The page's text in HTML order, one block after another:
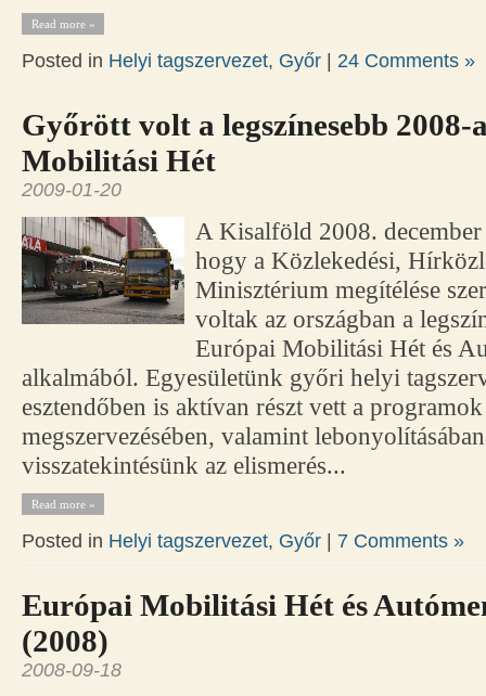
Read more »
Posted in Helyi tagszervezet, Győr | 24 Comments »
Győrött volt a legszínesebb 2008-
Mobilitási Hét
2009-01-20
A Kisalföld 2008.
hogy a Közlekedési,
Minisztérium megítélése
voltak az országban a
Európai Mobilitási Hét és
alkalmából. Egyesületünk győri helyi
esztendőben is aktívan részt vett a
megszervezésében, valamint
visszatekintésünk az elismerés...
Read more »
Posted in Helyi tagszervezet, Győr | 7 Comments »
Európai Mobilitási Hét és
(2008)
2008-09-18